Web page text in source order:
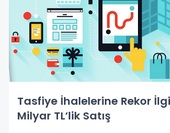
Tasfiye İhalelerine Rekor
Milyar TL’lik Satış